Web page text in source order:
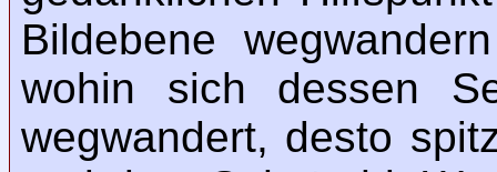
Bildebene
wohin sich dessen
wegwandert, desto